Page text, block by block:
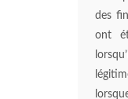
des
ont